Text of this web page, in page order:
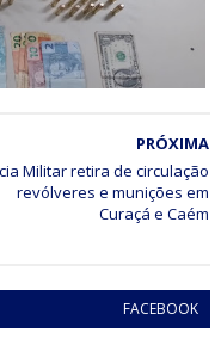
de ônibus com 1
irregular de
(BA)
PRÓXIMA
Militar retira de circulação
revólveres e munições em
Curaçá e Caém
FACEBOOK